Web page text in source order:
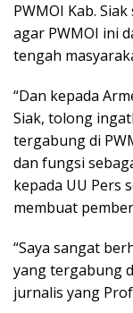
PWMOI Kab.
agar PWMOI ini
tengah
“Dan kepada
Siak, tolong
tergabung di
dan fungsi
kepada UU Pers
membuat
“Saya sangat
yang tergabung
jurnalis yang